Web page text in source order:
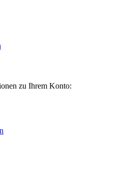
zu Ihrem Konto: